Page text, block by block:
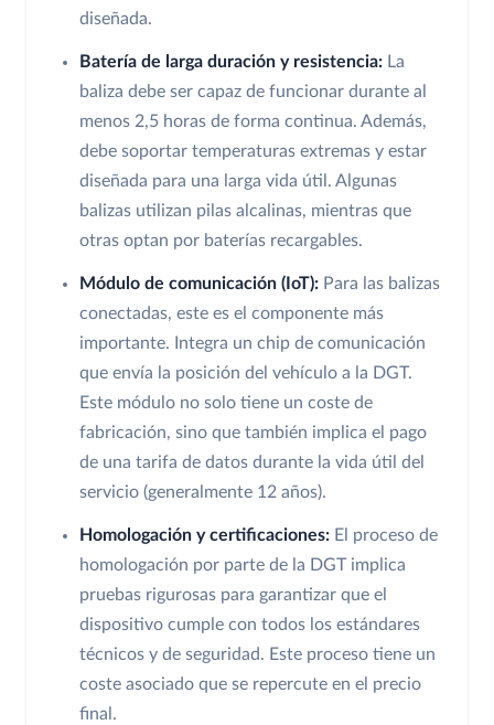
diseñada.
Batería de larga duración y resistencia: La
baliza debe ser capaz de funcionar durante al
menos 2,5 horas de forma continua. Además,
debe soportar temperaturas extremas y estar
diseñada para una larga vida útil. Algunas
balizas utilizan pilas alcalinas, mientras que
otras optan por baterías recargables.
Módulo de comunicación (IoT): Para las balizas
conectadas, este es el componente más
importante. Integra un chip de comunicación
que envía la posición del vehículo a la DGT.
Este módulo no solo tiene un coste de
fabricación, sino que también implica el pago
de una tarifa de datos durante la vida útil del
servicio (generalmente 12 años).
Homologación y certificaciones: El proceso de
homologación por parte de la DGT implica
pruebas rigurosas para garantizar que el
dispositivo cumple con todos los estándares
técnicos y de seguridad. Este proceso tiene un
coste asociado que se repercute en el precio
final.